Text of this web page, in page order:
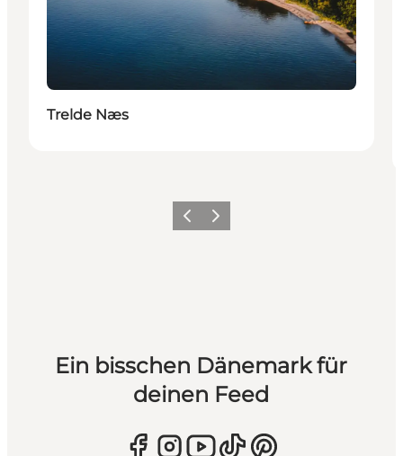
Trelde Næs
ZurückWeiter
Ein bisschen Dänemark für
deinen Feed